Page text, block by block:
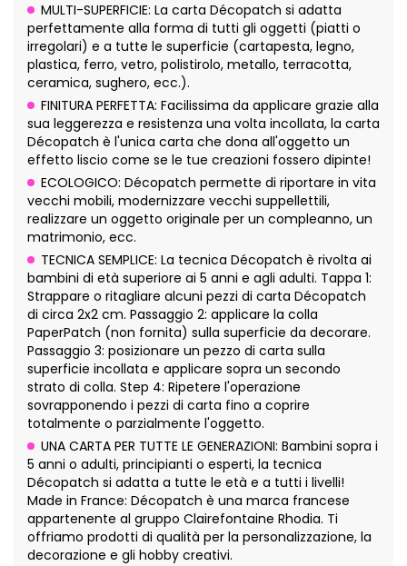
MULTI-SUPERFICIE: La carta Décopatch si adatta
perfettamente alla forma di tutti gli oggetti (piatti o
irregolari) e a tutte le superficie (cartapesta, legno,
plastica, ferro, vetro, polistirolo, metallo, terracotta,
ceramica, sughero, ecc.).
FINITURA PERFETTA: Facilissima da applicare grazie alla
sua leggerezza e resistenza una volta incollata, la carta
Décopatch è l'unica carta che dona all'oggetto un
effetto liscio come se le tue creazioni fossero dipinte!
ECOLOGICO: Décopatch permette di riportare in vita
vecchi mobili, modernizzare vecchi suppellettili,
realizzare un oggetto originale per un compleanno, un
matrimonio, ecc.
TECNICA SEMPLICE: La tecnica Décopatch è rivolta ai
bambini di età superiore ai 5 anni e agli adulti. Tappa 1:
Strappare o ritagliare alcuni pezzi di carta Décopatch
di circa 2x2 cm. Passaggio 2: applicare la colla
PaperPatch (non fornita) sulla superficie da decorare.
Passaggio 3: posizionare un pezzo di carta sulla
superficie incollata e applicare sopra un secondo
strato di colla. Step 4: Ripetere l'operazione
sovrapponendo i pezzi di carta fino a coprire
totalmente o parzialmente l'oggetto.
UNA CARTA PER TUTTE LE GENERAZIONI: Bambini sopra i
5 anni o adulti, principianti o esperti, la tecnica
Décopatch si adatta a tutte le età e a tutti i livelli!
Made in France: Décopatch è una marca francese
appartenente al gruppo Clairefontaine Rhodia. Ti
offriamo prodotti di qualità per la personalizzazione, la
decorazione e gli hobby creativi.